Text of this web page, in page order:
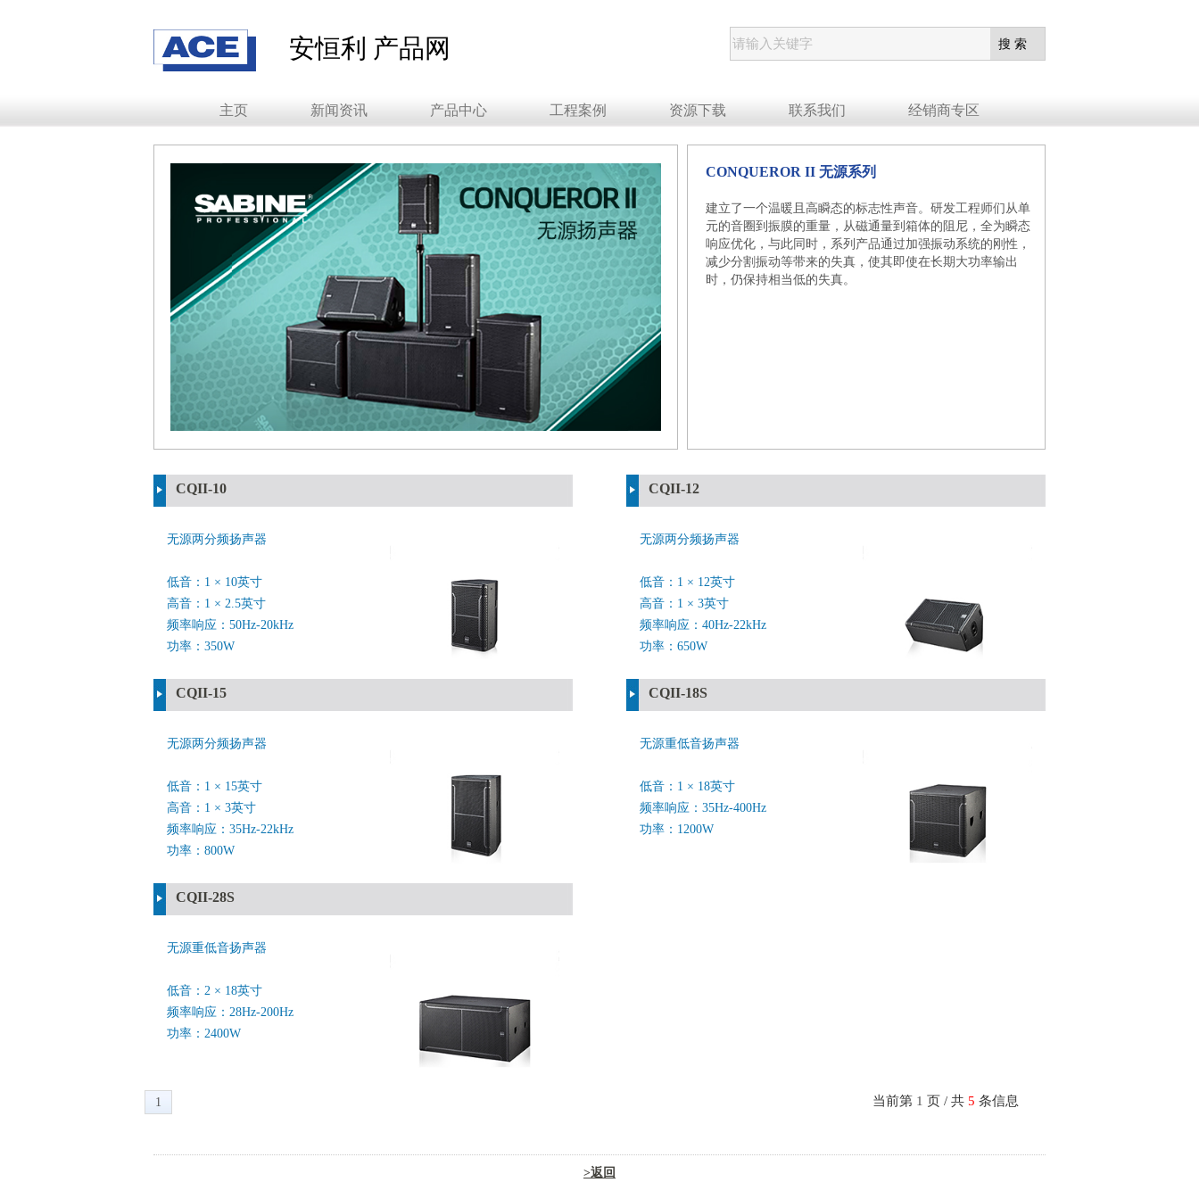
安恒利 产品网
主页 新闻资讯 产品中心 工程案例 资源下载 联系我们 经销商专区
CONQUEROR II 无源系列
建立了一个温暖且高瞬态的标志性声音。研发工程师们从单
元的音圈到振膜的重量，从磁通量到箱体的阻尼，全为瞬态
响应优化，与此同时，系列产品通过加强振动系统的刚性，
减少分割振动等带来的失真，使其即使在长期大功率输出
时，仍保持相当低的失真。
CQII-10
无源两分频扬声器
低音：1 × 10英寸
高音：1 × 2.5英寸
频率响应：50Hz-20kHz
功率：350W
CQII-12
无源两分频扬声器
低音：1 × 12英寸
高音：1 × 3英寸
频率响应：40Hz-22kHz
功率：650W
CQII-15
无源两分频扬声器
低音：1 × 15英寸
高音：1 × 3英寸
频率响应：35Hz-22kHz
功率：800W
CQII-18S
无源重低音扬声器
低音：1 × 18英寸
频率响应：35Hz-400Hz
功率：1200W
CQII-28S
无源重低音扬声器
低音：2 × 18英寸
频率响应：28Hz-200Hz
功率：2400W
1 当前第 1 页 / 共 5 条信息
>返回